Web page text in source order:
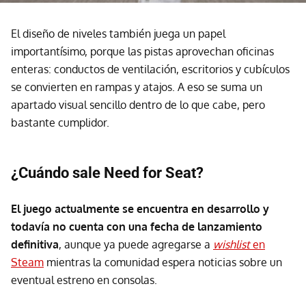
El diseño de niveles también juega un papel
importantísimo, porque las pistas aprovechan oficinas
enteras: conductos de ventilación, escritorios y cubículos
se convierten en rampas y atajos. A eso se suma un
apartado visual sencillo dentro de lo que cabe, pero
bastante cumplidor.
¿Cuándo sale Need for Seat?
El juego actualmente se encuentra en desarrollo y
todavía no cuenta con una fecha de lanzamiento
definitiva, aunque ya puede agregarse a wishlisten
Steam mientras la comunidad espera noticias sobre un
eventual estreno en consolas.